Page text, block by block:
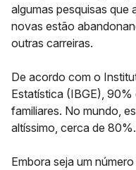
algumas pesquisas que
novas estão
outras carreiras.
De acordo com o
Estatística (IBGE), 90%
familiares. No mundo,
altíssimo, cerca de 80%.
Embora seja um